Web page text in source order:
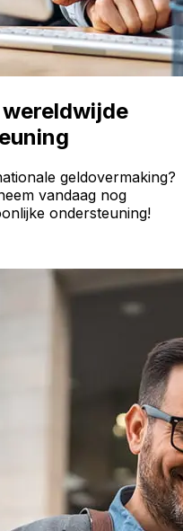
geldovermaking?
vandaag nog
ondersteuning!